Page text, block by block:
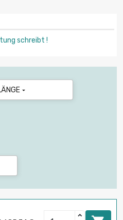
schreibt !
